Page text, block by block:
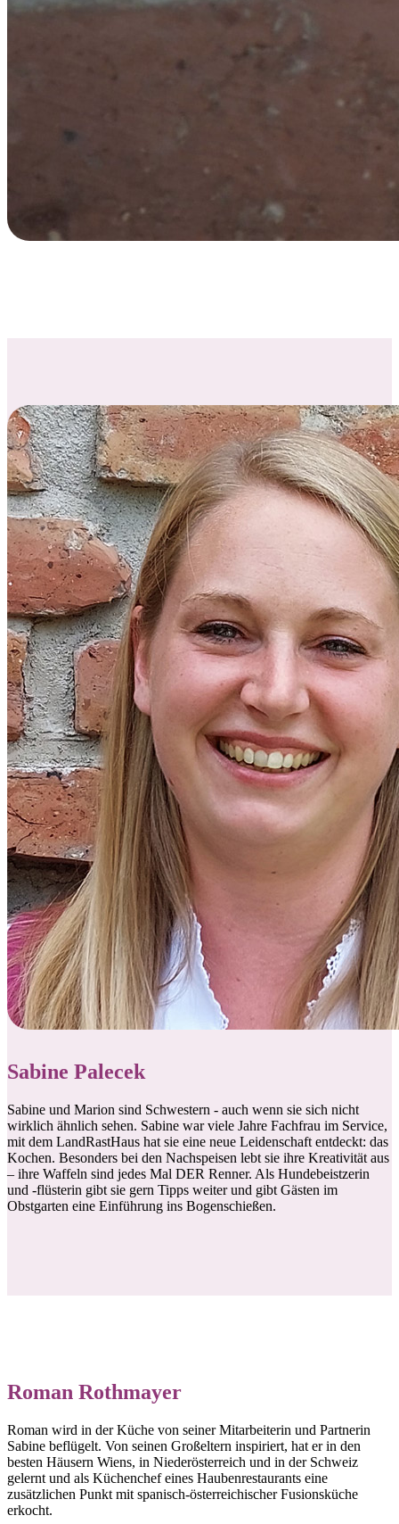
Sabine Palecek
Sabine und Marion sind Schwestern - auch wenn sie sich nicht
wirklich ähnlich sehen. Sabine war viele Jahre Fachfrau im Service,
mit dem LandRastHaus hat sie eine neue Leidenschaft entdeckt: das
Kochen. Besonders bei den Nachspeisen lebt sie ihre Kreativität aus
– ihre Waffeln sind jedes Mal DER Renner. Als Hundebeistzerin
und -flüsterin gibt sie gern Tipps weiter und gibt Gästen im
Obstgarten eine Einführung ins Bogenschießen.
Roman Rothmayer
Roman wird in der Küche von seiner Mitarbeiterin und Partnerin
Sabine beflügelt. Von seinen Großeltern inspiriert, hat er in den
besten Häusern Wiens, in Niederösterreich und in der Schweiz
gelernt und als Küchenchef eines Haubenrestaurants eine
zusätzlichen Punkt mit spanisch-österreichischer Fusionsküche
erkocht.